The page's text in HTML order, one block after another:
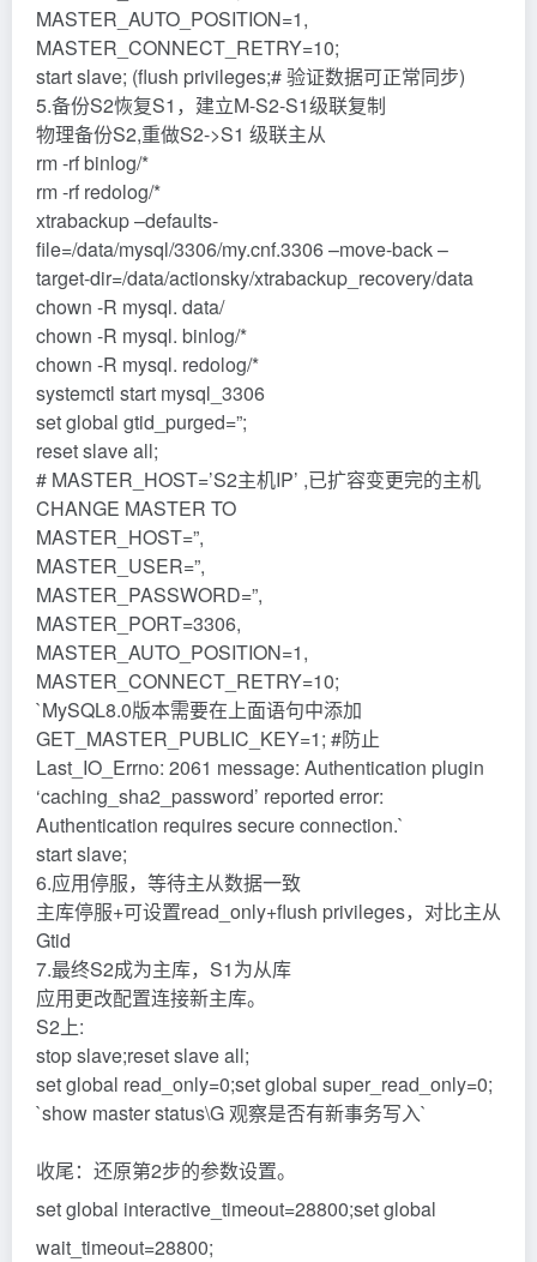
MASTER_AUTO_POSITION=1,
MASTER_CONNECT_RETRY=10;
start slave; (flush privileges;# 验证数据可正常同步)
5.备份S2恢复S1，建立M-S2-S1级联复制
物理备份S2,重做S2->S1 级联主从
rm -rf binlog/*
rm -rf redolog/*
xtrabackup –defaults-
file=/data/mysql/3306/my.cnf.3306 –move-back –
target-dir=/data/actionsky/xtrabackup_recovery/data
chown -R mysql. data/
chown -R mysql. binlog/*
chown -R mysql. redolog/*
systemctl start mysql_3306
set global gtid_purged=”;
reset slave all;
# MASTER_HOST=’S2主机IP’ ,已扩容变更完的主机
CHANGE MASTER TO
MASTER_HOST=”,
MASTER_USER=”,
MASTER_PASSWORD=”,
MASTER_PORT=3306,
MASTER_AUTO_POSITION=1,
MASTER_CONNECT_RETRY=10;
`MySQL8.0版本需要在上面语句中添加
GET_MASTER_PUBLIC_KEY=1; #防止
Last_IO_Errno: 2061 message: Authentication plugin
‘caching_sha2_password’ reported error:
Authentication requires secure connection.`
start slave;
6.应用停服，等待主从数据一致
主库停服+可设置read_only+flush privileges，对比主从
Gtid
7.最终S2成为主库，S1为从库
应用更改配置连接新主库。
S2上:
stop slave;reset slave all;
set global read_only=0;set global super_read_only=0;
`show master status\G 观察是否有新事务写入`
收尾：还原第2步的参数设置。
set global interactive_timeout=28800;set global
wait_timeout=28800;